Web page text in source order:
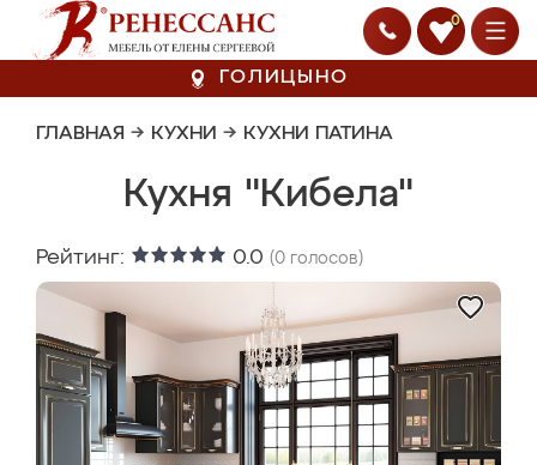
0
ГОЛИЦЫНО
ГЛАВНАЯ → КУХНИ → КУХНИ ПАТИНА
Кухня "Кибела"
Рейтинг: 0.0 (0 голосов)